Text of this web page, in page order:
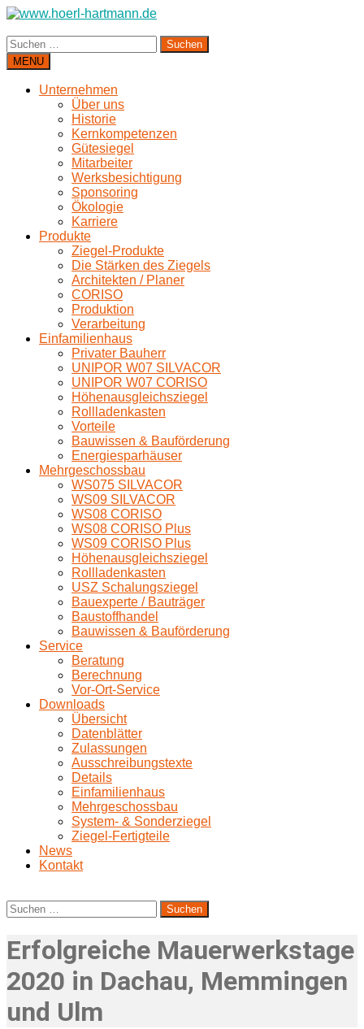
Suchen
nach:
MENU
Unternehmen
Über uns
Historie
Kernkompetenzen
Gütesiegel
Mitarbeiter
Werksbesichtigung
Sponsoring
Ökologie
Karriere
Produkte
Ziegel-Produkte
Die Stärken des Ziegels
Architekten / Planer
CORISO
Produktion
Verarbeitung
Einfamilienhaus
Privater Bauherr
UNIPOR W07 SILVACOR
UNIPOR W07 CORISO
Höhenausgleichsziegel
Rollladenkasten
Vorteile
Bauwissen & Bauförderung
Energiesparhäuser
Mehrgeschossbau
WS075 SILVACOR
WS09 SILVACOR
WS08 CORISO
WS08 CORISO Plus
WS09 CORISO Plus
Höhenausgleichsziegel
Rollladenkasten
USZ Schalungsziegel
Bauexperte / Bauträger
Baustoffhandel
Bauwissen & Bauförderung
Service
Beratung
Berechnung
Vor-Ort-Service
Downloads
Übersicht
Datenblätter
Zulassungen
Ausschreibungstexte
Details
Einfamilienhaus
Mehrgeschossbau
System- & Sonderziegel
Ziegel-Fertigteile
News
Kontakt
Suchen
nach:
Erfolgreiche Mauerwerkstage
2020 in Dachau, Memmingen
und Ulm